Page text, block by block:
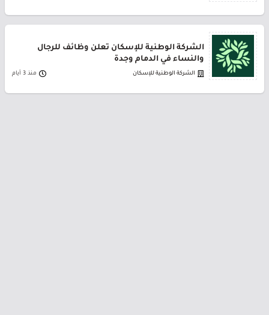
الشركة الوطنية للإسكان تعلن وظائف للرجال
والنساء في الدمام وجدة
الشركة الوطنية للإسكان منذ 3 أيام